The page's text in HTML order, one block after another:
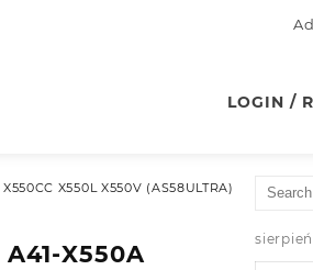
LOGIN /
X550L X550V (AS58ULTRA)
X550A
Search